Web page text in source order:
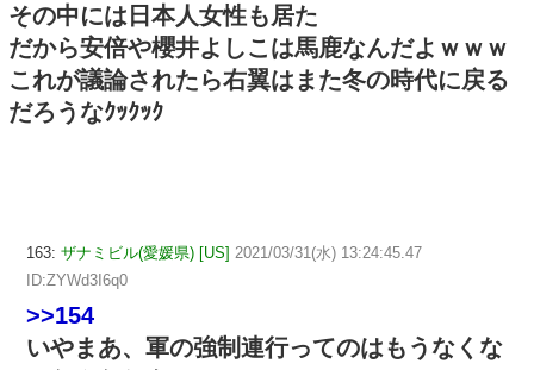
その中には日本人女性も居た
だから安倍や櫻井よしこは馬鹿なんだよｗｗｗ
これが議論されたら右翼はまた冬の時代に戻る
だろうなｸｯｸｯｸ
163: ザナミビル(愛媛県) [US] 2021/03/31(水) 13:24:45.47
ID:ZYWd3I6q0
>>154
いやまあ、軍の強制連行ってのはもうなくな